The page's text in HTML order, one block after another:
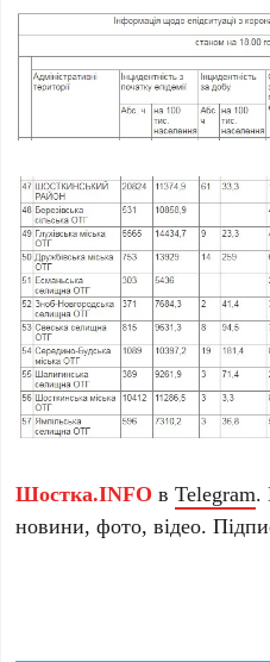
Шостка.INFO вTelegram.
новини, фото, відео.